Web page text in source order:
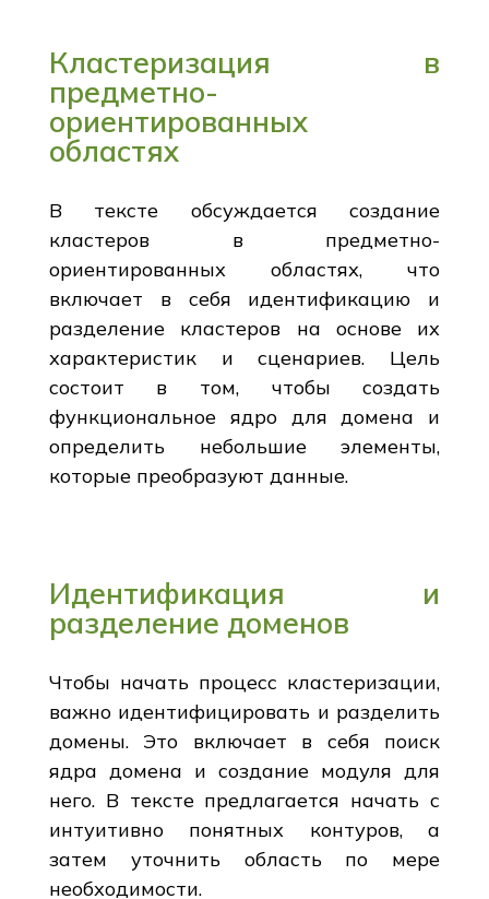
Кластеризация в
предметно-
ориентированных
областях
В тексте обсуждается создание
кластеров в предметно-
ориентированных областях, что
включает в себя идентификацию и
разделение кластеров на основе их
характеристик и сценариев. Цель
состоит в том, чтобы создать
функциональное ядро для домена и
определить небольшие элементы,
которые преобразуют данные.
Идентификация и
разделение доменов
Чтобы начать процесс кластеризации,
важно идентифицировать и разделить
домены. Это включает в себя поиск
ядра домена и создание модуля для
него. В тексте предлагается начать с
интуитивно понятных контуров, а
затем уточнить область по мере
необходимости.